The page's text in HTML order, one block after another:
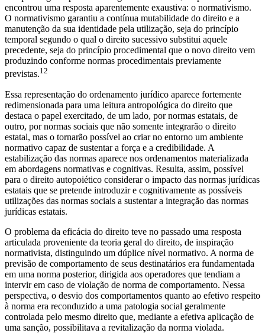
encontrou uma resposta aparentemente exaustiva: o normativismo.
O normativismo garantiu a contínua mutabilidade do direito e a
manutenção da sua identidade pela utilização, seja do princípio
temporal segundo o qual o direito sucessivo substitui aquele
precedente, seja do princípio procedimental que o novo direito vem
produzindo conforme normas procedimentais previamente
previstas.12
Essa representação do ordenamento jurídico aparece fortemente
redimensionada para uma leitura antropológica do direito que
destaca o papel exercitado, de um lado, por normas estatais, de
outro, por normas sociais que não somente integrarão o direito
estatal, mas o tornarão possível ao criar no entorno um ambiente
normativo capaz de sustentar a força e a credibilidade. A
estabilização das normas aparece nos ordenamentos materializada
em abordagens normativas e cognitivas. Resulta, assim, possível
para o direito autopoiético considerar o impacto das normas jurídicas
estatais que se pretende introduzir e cognitivamente as possíveis
utilizações das normas sociais a sustentar a integração das normas
jurídicas estatais.
O problema da eficácia do direito teve no passado uma resposta
articulada proveniente da teoria geral do direito, de inspiração
normativista, distinguindo um dúplice nível normativo. A norma de
previsão de comportamento de seus destinatários era fundamentada
em uma norma posterior, dirigida aos operadores que tendiam a
intervir em caso de violação de norma de comportamento. Nessa
perspectiva, o desvio dos comportamentos quanto ao efetivo respeito
à norma era reconduzido a uma patologia social geralmente
controlada pelo mesmo direito que, mediante a efetiva aplicação de
uma sanção, possibilitava a revitalização da norma violada.